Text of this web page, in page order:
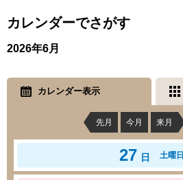
文
カレンダーでさがす
2026年6月
カレンダー表示
先月 今月 来月
27 日 土曜日